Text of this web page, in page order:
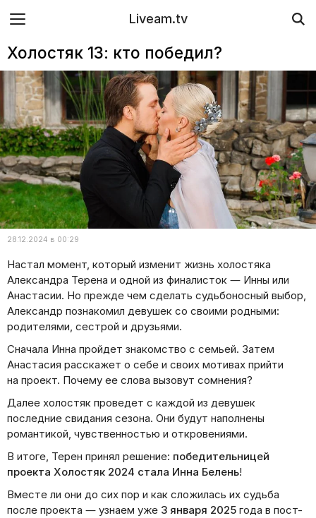
Liveam.tv
Холостяк 13: кто победил?
28.12.2024 в 00:29
Настал момент, который изменит жизнь холостяка
Александра Терена и одной из финалисток — Инны или
Анастасии. Но прежде чем сделать судьбоносный выбор,
Александр познакомил девушек со своими родными:
родителями, сестрой и друзьями.
Сначала Инна пройдет знакомство с семьей. Затем
Анастасия расскажет о себе и своих мотивах прийти
на проект. Почему ее слова вызовут сомнения?
Далее холостяк проведет с каждой из девушек
последние свидания сезона. Они будут наполнены
романтикой, чувственностью и откровениями.
В итоге, Терен принял решение: победительницей
проекта Холостяк 2024 стала Инна Белень!
Вместе ли они до сих пор и как сложилась их судьба
после проекта — узнаем уже 3 января 2025 года в пост-